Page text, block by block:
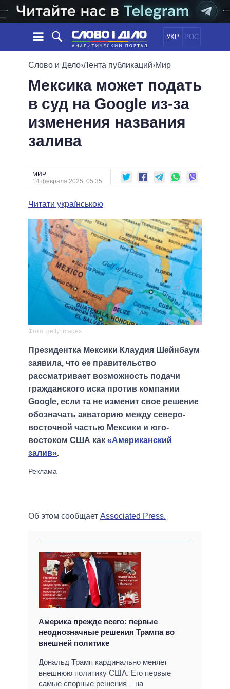
УКР РОС
НОВОСТИ
ЛЕНТА
СОБЫТИЯ
СТАТЬИ
ОБЗОРЫ
ДАЙДЖЕСТЫ
ПОЛИТИКА
ЭКОНОМИКА
ОБЩЕСТВО
ОБЕЩАНИЯ
ПОЛИТИКИ
ПРЕЗИДЕНТ И ОФИС
ВЕРХОВНАЯ РАДА
КАБИНЕТ МИНИСТРОВ
МЭРЫ
ВСЕ ПЕРСОНЫ
ПОДДЕРЖАТЬ
СРАВНЕНИЕ ПОЛИТИКОВ
Слово и Дело›Лента публикаций›Мир
Мексика может подать
в суд на Google из-за
изменения названия
залива
МИР
14 февраля 2025, 05:35
Читати українською
Фото: getty images
Президентка Мексики Клаудия Шейнбаум
заявила, что ее правительство
рассматривает возможность подачи
гражданского иска против компании
Google, если та не изменит свое решение
обозначать акваторию между северо-
восточной частью Мексики и юго-
востоком США как «Американский
залив».
Об этом сообщает Associated Press.
Америка прежде всего: первые
неоднозначные решения Трампа во
внешней политике
Дональд Трамп кардинально меняет
внешнюю политику США. Его первые
самые спорные решения – на